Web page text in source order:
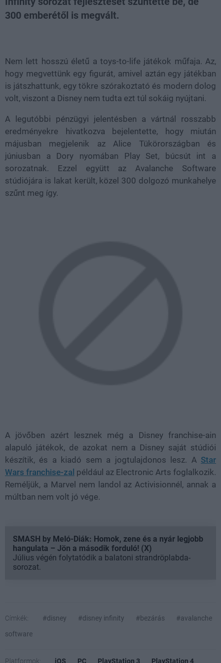
300 emberétől is megvált.
Nem lett hosszú életű a toys-to-life játékok műfaja. Az,
hogy megvettünk egy figurát, amivel aztán egy játékban
is játszhattunk, egy tökre szórakoztató és modern dolog
volt, viszont a Disney nem tudta ezt túl sokáig nyújtani.
A legutóbbi pénzügyi jelentésben a vártnál rosszabb
eredményekre hivatkozva bejelentette, hogy miután
májusban megjelenik az Alice Tükörországban és
júniusban a Dory nyomában Play Set, búcsút int a
sorozatnak. Ezzel együtt az Avalanche Software
stúdiójára is lakat került, közel 300 dolgozó munkahelye
szűnt meg így.
A jövőben azért lesznek még a Disney franchise-ain
alapuló játékok, de azokat nem a Disney saját stúdiói
készítik, és a kiadó sem a jogtulajdonos lesz. A Star
Wars franchise-zal például az Electronic Arts foglalkozik.
Reméljük, a Marvel nem landol az Activisionnél, annak a
múltban nem volt jó vége.
SMASH by Meló-Diák: Homok, zene és a nyár legjobb
hangulata – Jön a második forduló! (X)
Július végén folytatódik a balatoni strandröplabda-
sorozat.
Címkék: #disney #disney infinity #bezárás
#avalanche
software
Platformok: iOS PC PlayStation 3 PlayStation 4